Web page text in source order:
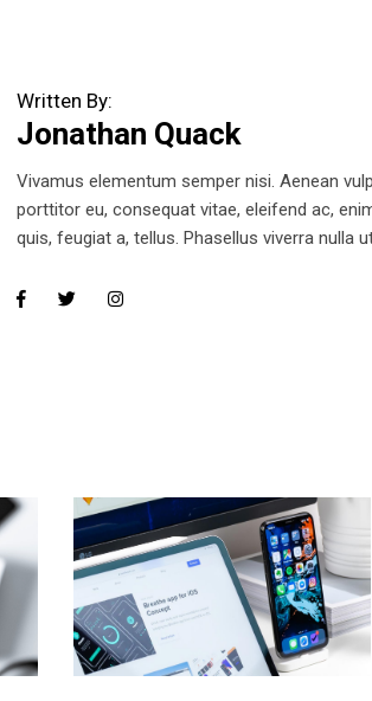
Written By:
Jonathan Quack
Vivamus elementum semper nisi. Aenean
porttitor eu, consequat vitae, eleifend ac,
quis, feugiat a, tellus. Phasellus viverra nulla